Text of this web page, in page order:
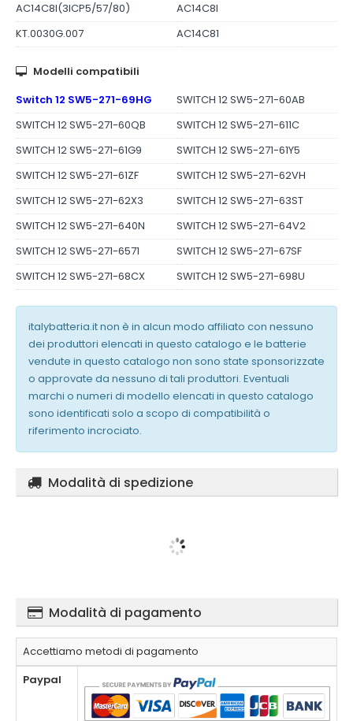
AC14C8I(3ICP5/57/80)
AC14C8I
KT.0030G.007
AC14C81
Modelli compatibili
Switch 12 SW5-271-69HG
SWITCH 12 SW5-271-60AB
SWITCH 12 SW5-271-60QB
SWITCH 12 SW5-271-611C
SWITCH 12 SW5-271-61G9
SWITCH 12 SW5-271-61Y5
SWITCH 12 SW5-271-61ZF
SWITCH 12 SW5-271-62VH
SWITCH 12 SW5-271-62X3
SWITCH 12 SW5-271-63ST
SWITCH 12 SW5-271-640N
SWITCH 12 SW5-271-64V2
SWITCH 12 SW5-271-6571
SWITCH 12 SW5-271-67SF
SWITCH 12 SW5-271-68CX
SWITCH 12 SW5-271-698U
italybatteria.it non è in alcun modo affiliato con nessuno
dei produttori elencati in questo catalogo e le batterie
vendute in questo catalogo non sono state sponsorizzate
o approvate da nessuno di tali produttori. Eventuali
marchi o numeri di modello elencati in questo catalogo
sono identificati solo a scopo di compatibilità o
riferimento incrociato.
Modalità di spedizione
Modalità di pagamento
Accettiamo metodi di pagamento
Paypal